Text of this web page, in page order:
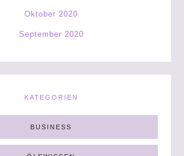
Oktober 2020
September 2020
KATEGORIEN
BUSINESS